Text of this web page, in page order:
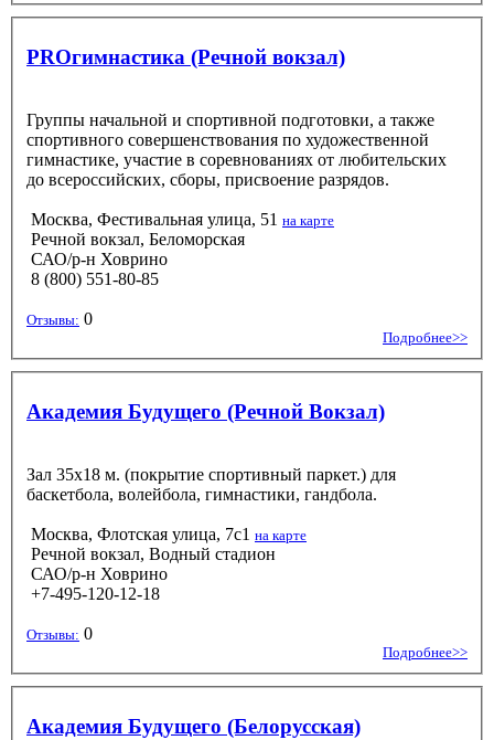
PROгимнастика (Речной вокзал)
Группы начальной и спортивной подготовки, а также
спортивного совершенствования по художественной
гимнастике, участие в соревнованиях от любительских
до всероссийских, сборы, присвоение разрядов.
Москва, Фестивальная улица, 51 на карте
Речной вокзал, Беломорская
САО/р-н Ховрино
8 (800) 551-80-85
Отзывы: 0
Подробнее>>
Академия Будущего (Речной Вокзал)
Зал 35х18 м. (покрытие спортивный паркет.) для
баскетбола, волейбола, гимнастики, гандбола.
Москва, Флотская улица, 7с1 на карте
Речной вокзал, Водный стадион
САО/р-н Ховрино
+7-495-120-12-18
Отзывы: 0
Подробнее>>
Академия Будущего (Белорусская)